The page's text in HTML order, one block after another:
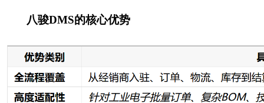
八骏DMS的核心优势